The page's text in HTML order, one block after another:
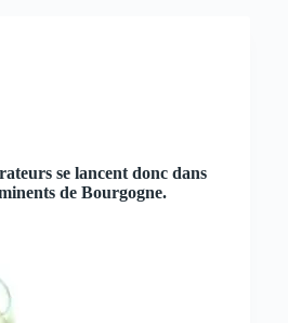
se lancent donc dans
de Bourgogne.